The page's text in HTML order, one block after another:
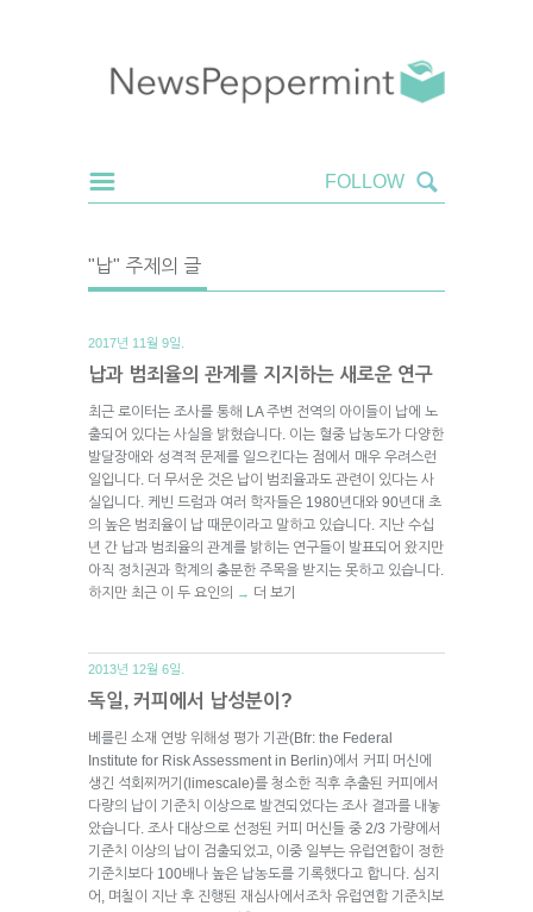
"납" 주제의 글
2017년 11월 9일.
납과 범죄율의 관계를 지지하는 새로운 연구
최근 로이터는 조사를 통해 LA 주변 전역의 아이들이 납에 노
출되어 있다는 사실을 밝혔습니다. 이는 혈중 납농도가 다양한
발달장애와 성격적 문제를 일으킨다는 점에서 매우 우려스런
일입니다. 더 무서운 것은 납이 범죄율과도 관련이 있다는 사
실입니다. 케빈 드럼과 여러 학자들은 1980년대와 90년대 초
의 높은 범죄율이 납 때문이라고 말하고 있습니다. 지난 수십
년 간 납과 범죄율의 관계를 밝히는 연구들이 발표되어 왔지만
아직 정치권과 학계의 충분한 주목을 받지는 못하고 있습니다.
하지만 최근 이 두 요인의
→ 더 보기
2013년 12월 6일.
독일, 커피에서 납성분이?
베를린 소재 연방 위해성 평가 기관(Bfr: the Federal
Institute for Risk Assessment in Berlin)에서 커피 머신에
생긴 석회찌꺼기(limescale)를 청소한 직후 추출된 커피에서
다량의 납이 기준치 이상으로 발견되었다는 조사 결과를 내놓
았습니다. 조사 대상으로 선정된 커피 머신들 중 2/3 가량에서
기준치 이상의 납이 검출되었고, 이중 일부는 유럽연합이 정한
기준치보다 100배나 높은 납농도를 기록했다고 합니다. 심지
어, 며칠이 지난 후 진행된 재심사에서조차 유럽연합 기준치보